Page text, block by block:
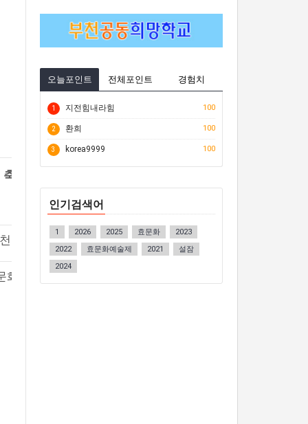
축제성격
광역시 자유공원 요금
화재단 관리자 032-777-9892
오늘포인트 전체포인트 경험치
1 지전힘내라힘 100
2 환희 100
3 korea9999 100
인기검색어
1 2026 2025 효문화
2023
2022
효문화예술제 2021
설잠
2024